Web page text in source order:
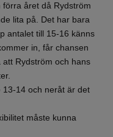
året då Rydström
lita på. Det har bara
antalet till 15-16 känns
in, får chansen
Rydström och hans
13-14 och neråt är det
måste kunna